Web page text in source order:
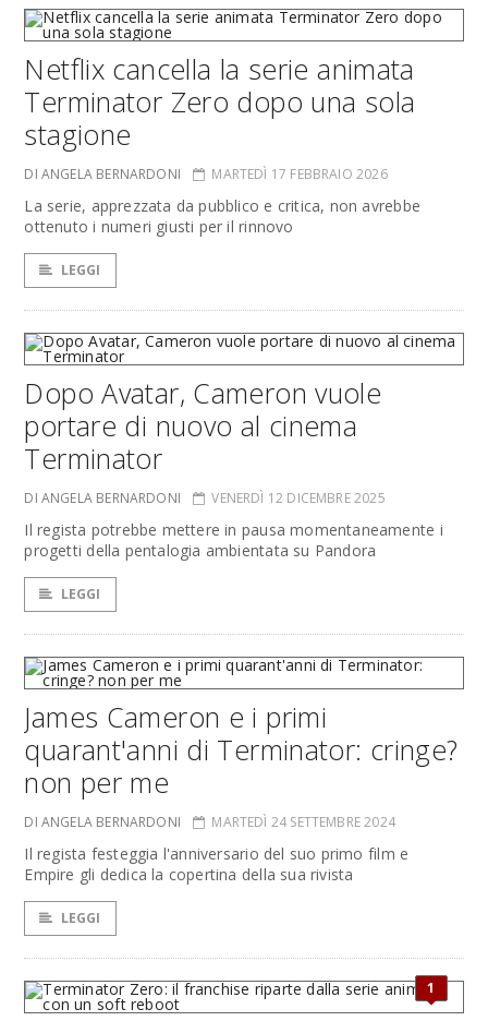
Netflix cancella la serie animata
Terminator Zero dopo una sola
stagione
DI ANGELA BERNARDONI MARTEDÌ 17 FEBBRAIO 2026
La serie, apprezzata da pubblico e critica, non avrebbe
ottenuto i numeri giusti per il rinnovo
LEGGI
Dopo Avatar, Cameron vuole
portare di nuovo al cinema
Terminator
DI ANGELA BERNARDONI VENERDÌ 12 DICEMBRE 2025
Il regista potrebbe mettere in pausa momentaneamente i
progetti della pentalogia ambientata su Pandora
LEGGI
James Cameron e i primi
quarant'anni di Terminator: cringe?
non per me
DI ANGELA BERNARDONI MARTEDÌ 24 SETTEMBRE 2024
Il regista festeggia l'anniversario del suo primo film e
Empire gli dedica la copertina della sua rivista
LEGGI
1